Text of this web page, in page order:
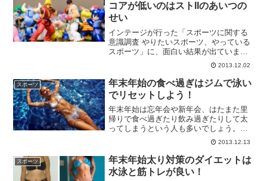
コアが低いのはストIIのあいつの
せい
インテージが行った「スポーツに関する
意識調査 やりたいスポーツ、やっている
スポーツ」に、面白い結果が出ていま
す。15才以上の男女1,000名に対するアン
ケートを実施したところ、「ヨガ・ピラ
ティス」を現在定期的にやってい女性は
8.2%、一方で...
2013.12.02
スポーツ
年末年始の食べ過ぎはジムで泳い
でリセットしよう！
年末年始は忘年会や新年会、はたまた里
帰りで食べ過ぎたり飲み過ぎたりして太
ってしまうという人も多いでしょう。し
かし、食べ過ぎないようにすることはナ
ンセンスです。なぜなら、年始に食べる
物はおいしいからです。おせちやお雑煮
を始め、三が日には鍋や寿...
2013.12.13
スポーツ
年末年始太り対策のダイエットは
水泳と筋トレが良い！